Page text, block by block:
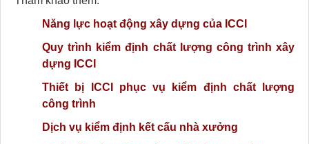
Năng lực hoạt động xây dựng của ICCI
Quy trình kiểm định chất lượng công trình xây
dựng ICCI
Thiết bị ICCI phục vụ kiểm định chất lượng
công trình
Dịch vụ kiểm định kết cấu nhà xưởng